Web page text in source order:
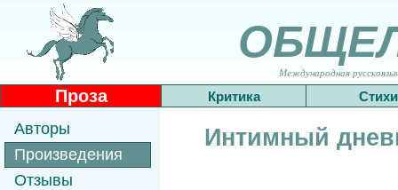
Международная
Проза Критика Стихи
Авторы
Произведения
Отзывы
Интимный